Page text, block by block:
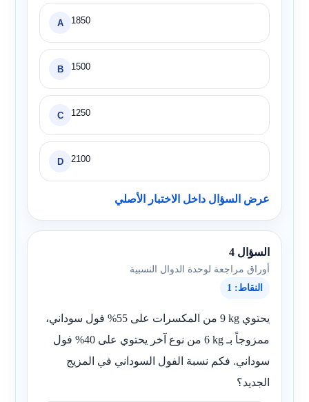
A 1850
B 1500
C 1250
D 2100
عرض السؤال داخل الاختبار الأصلي
السؤال 4
أوراق مراجعة لوحدة الدوال النسبية
النقاط: 1
يحتوي 9 kg
من المكسرات على 55% فول سوداني،
ممزوجاً بـ6 kg
من نوع آخر يحتوي على 40% فول
سوداني. فكم نسبة الفول السوداني في المزيج
الجديد؟